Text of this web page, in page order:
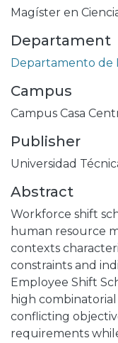
Magíster en
Departament
Departamento de
Campus
Campus Casa
Publisher
Universidad
Abstract
Workforce shift
human resource
contexts
constraints and
Employee Shift
high
conflicting
requirements